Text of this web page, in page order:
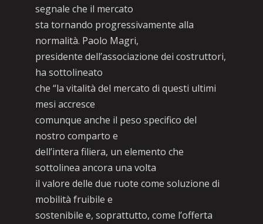
segnale che il mercato
sta tornando progressivamente alla
normalità. Paolo Magri,
presidente dell’associazione dei costruttori,
ha sottolineato
che “la vitalità del mercato di questi ultimi
mesi accresce
comunque anche il peso specifico del
nostro comparto e
dell’intera filiera, un elemento che
sottolinea ancora una volta
il valore delle due ruote come soluzione di
mobilità fruibile e
sostenibile e, soprattutto, come l’offerta